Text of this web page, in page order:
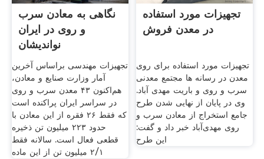
نگاهی به معادن سرب
و روی در ایران
نواندیشان
تجهیزات مهندسی براساس آخرین
آمار وزارت صنایع و معادن،
هم‌اکنون ۴۳ معدن سرب و روی
در سراسر ایران پراکنده است
که فقط ۲۶ فقره از این معادن با
حدود ۲۲۳ میلیون تن ذخیره
قطعی فعال است. سالانه فقط
۲/۱ میلیون تن از این ماده
تجهیزات مورد استفاده
در معدن فروش
تجهیزات مورد استفاده برای روی
معدن در رسانه ها مجتمع معدنی
سرب و روی و باریت مهدی آباد.
وی در پایان از نهایی شدن طرح
جامع استخراج از معادن سرب و
روی مهدی‌آباد خبر داد و گفت:
این طرح